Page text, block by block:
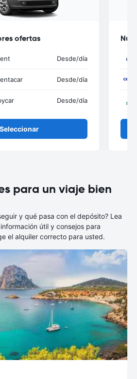
ofertas
Desde/día
Desde/día
Desde/día
Seleccionar
para un viaje bien
y qué pasa con el depósito? Lea
útil y consejos para
el alquiler correcto para usted.